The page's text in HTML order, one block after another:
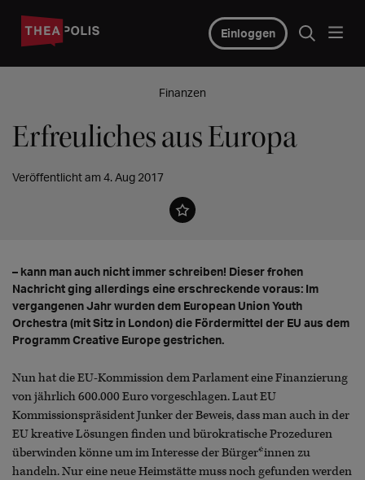
Einloggen
Finanzen
Erfreuliches aus Europa
Veröffentlicht am 4. Aug 2017
– kann man auch nicht immer schreiben! Dieser frohen
Nachricht ging allerdings eine erschreckende voraus: Im
vergangenen Jahr wurden dem European Union Youth
Orchestra (mit Sitz in London) die Fördermittel der EU aus dem
Programm Creative Europe gestrichen.
Nun hat die EU-Kommission dem Parlament eine Finanzierung
von jährlich 600.000 Euro vorgeschlagen. Laut EU
Kommissionspräsident Junker der Beweis, dass man auch in der
EU kreative Lösungen finden und bürokratische Prozeduren
überwinden könne um im Interesse der Bürger*innen zu
handeln. Nur eine neue Heimstätte muss noch gefunden werden